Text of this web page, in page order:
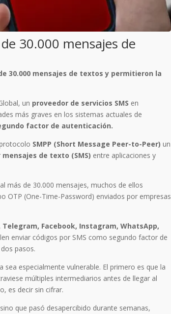
30.000 mensajes de
30.000 mensajes de textos y permitieron la
un proveedor de servicios SMS en
más graves en los sistemas actuales de
factor de autenticación.
SMPP (Short Message Peer-to-Peer) un
mensajes de texto (SMS) entre aplicaciones y
más de 30.000 mensajes, muchos de ellos
OTP (One-Time-Password) enviados por empresas
Telegram, Facebook, Instagram, WhatsApp,
enviar códigos por SMS como segundo factor de
pasos.
especialmente vulnerable. El primero es que la
múltiples intermediarios antes de llegar al
es decir sin cifrar.
que pasó desapercibido durante semanas,